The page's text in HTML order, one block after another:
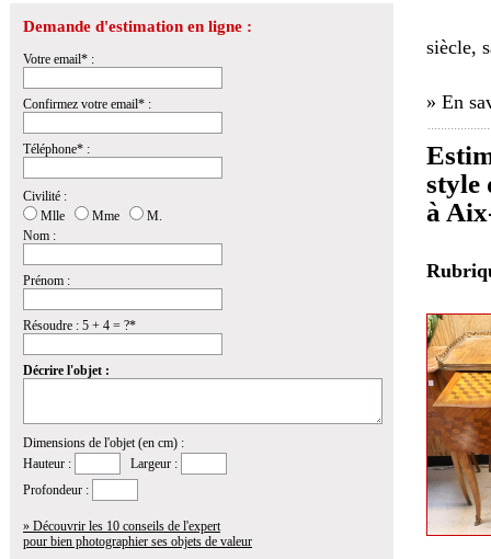
Demande d'estimation en ligne :
Votre email* :
Confirmez votre email* :
Téléphone* :
Civilité :
Mlle
Mme
M.
Nom :
Prénom :
Résoudre : 5 + 4 = ?*
Décrire l'objet :
Dimensions de l'objet (en cm) :
Hauteur :
Largeur :
Profondeur :
» Découvrir les 10 conseils de l'expert
pour bien photographier ses objets de valeur
siècle,
» En
style
à